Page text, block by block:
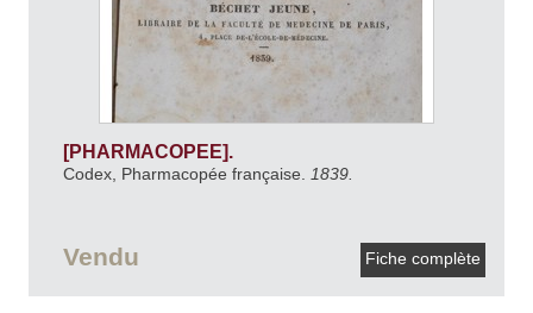
[PHARMACOPEE].
Codex, Pharmacopée française. 1839.
Vendu Fiche complète